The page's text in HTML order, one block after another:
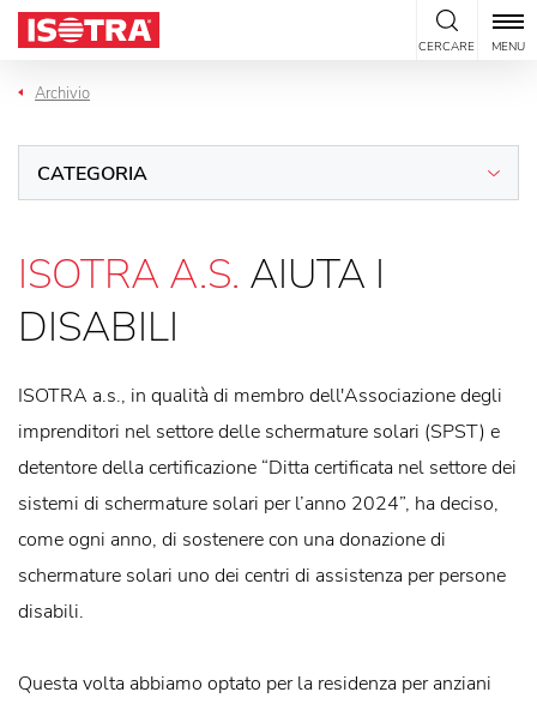
Vai al contenuto
CERCARE MENU
Archivio
CATEGORIA
ISOTRA A.S. AIUTA I
DISABILI
ISOTRA a.s., in qualità di membro dell'Associazione degli
imprenditori nel settore delle schermature solari (SPST) e
detentore della certificazione “Ditta certificata nel settore dei
sistemi di schermature solari per l’anno 2024”, ha deciso,
come ogni anno, di sostenere con una donazione di
schermature solari uno dei centri di assistenza per persone
disabili.
Questa volta abbiamo optato per la residenza per anziani